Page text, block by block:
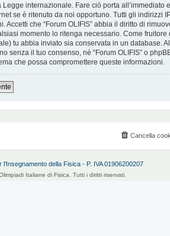
Legge internazionale. Fare ciò porta
se è ritenuto da noi opportuno. Tutti gli indirizzi
Accetti che “Forum OLIFIS” abbia il diritto di
momento lo ritenga necessario. Come
tu abbia inviato sia conservata in un database.
senza il tuo consenso, né “Forum OLIFIS” o
che possa compromettere queste informazioni.
Cancella
l'Insegnamento della Fisica - P. IVA 01906200207
Italiane di Fisica. Tutti i diritti riservati.